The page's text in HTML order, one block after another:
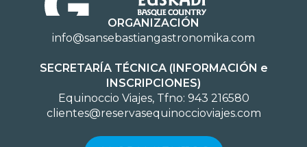
ORGANIZACIÓN
info@sansebastiangastronomika.com
SECRETARÍA TÉCNICA (INFORMACIÓN e
INSCRIPCIONES)
Equinoccio Viajes, Tfno: 943 216580
clientes@reservasequinoccioviajes.com